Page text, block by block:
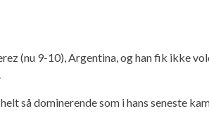
(nu 9-10), Argentina, og han fik
så dominerende som i hans seneste